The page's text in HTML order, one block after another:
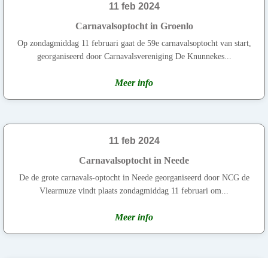
11 feb 2024
Carnavalsoptocht in Groenlo
Op zondagmiddag 11 februari gaat de 59e carnavalsoptocht van start,
georganiseerd door Carnavalsvereniging De Knunnekes...
Meer info
11 feb 2024
Carnavalsoptocht in Neede
De de grote carnavals-optocht in Neede georganiseerd door NCG de
Vlearmuze vindt plaats zondagmiddag 11 februari om...
Meer info